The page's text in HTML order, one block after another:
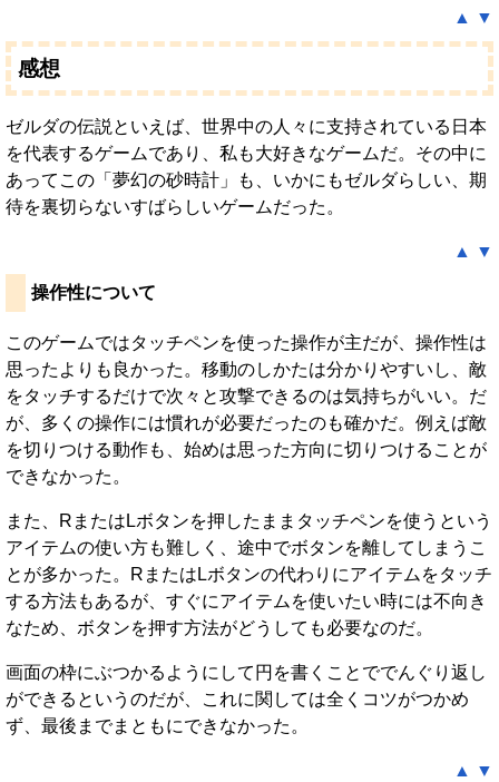
▲ ▼
感想
ゼルダの伝説といえば、世界中の人々に支持されている日本
を代表するゲームであり、私も大好きなゲームだ。その中に
あってこの「夢幻の砂時計」も、いかにもゼルダらしい、期
待を裏切らないすばらしいゲームだった。
▲ ▼
操作性について
このゲームではタッチペンを使った操作が主だが、操作性は
思ったよりも良かった。移動のしかたは分かりやすいし、敵
をタッチするだけで次々と攻撃できるのは気持ちがいい。だ
が、多くの操作には慣れが必要だったのも確かだ。例えば敵
を切りつける動作も、始めは思った方向に切りつけることが
できなかった。
また、RまたはLボタンを押したままタッチペンを使うという
アイテムの使い方も難しく、途中でボタンを離してしまうこ
とが多かった。RまたはLボタンの代わりにアイテムをタッチ
する方法もあるが、すぐにアイテムを使いたい時には不向き
なため、ボタンを押す方法がどうしても必要なのだ。
画面の枠にぶつかるようにして円を書くことででんぐり返し
ができるというのだが、これに関しては全くコツがつかめ
ず、最後までまともにできなかった。
▲ ▼